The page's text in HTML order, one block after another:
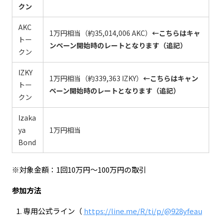
クン
AKC
トー
クン
1万円相当（約35,014,006 AKC） ←こちらはキャ
ンペーン開始時のレートとなります（追記）
IZKY
トー
クン
1万円相当（約339,363 IZKY） ←こちらはキャン
ペーン開始時のレートとなります（追記）
Izaka
ya
Bond
1万円相当
※対象金額：1回10万円〜100万円の取引
参加方法
専用公式ライン（ https://line.me/R/ti/p/@928yfeau